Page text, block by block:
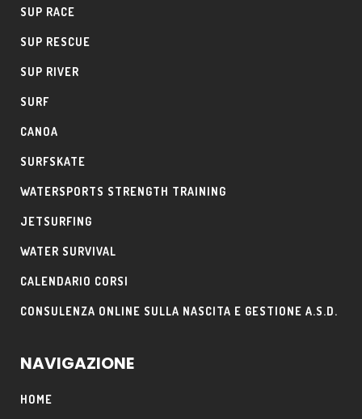
SUP RACE
SUP RESCUE
SUP RIVER
SURF
CANOA
SURFSKATE
WATERSPORTS STRENGTH TRAINING
JETSURFING
WATER SURVIVAL
CALENDARIO CORSI
CONSULENZA ONLINE SULLA NASCITA E GESTIONE A.S.D.
NAVIGAZIONE
HOME